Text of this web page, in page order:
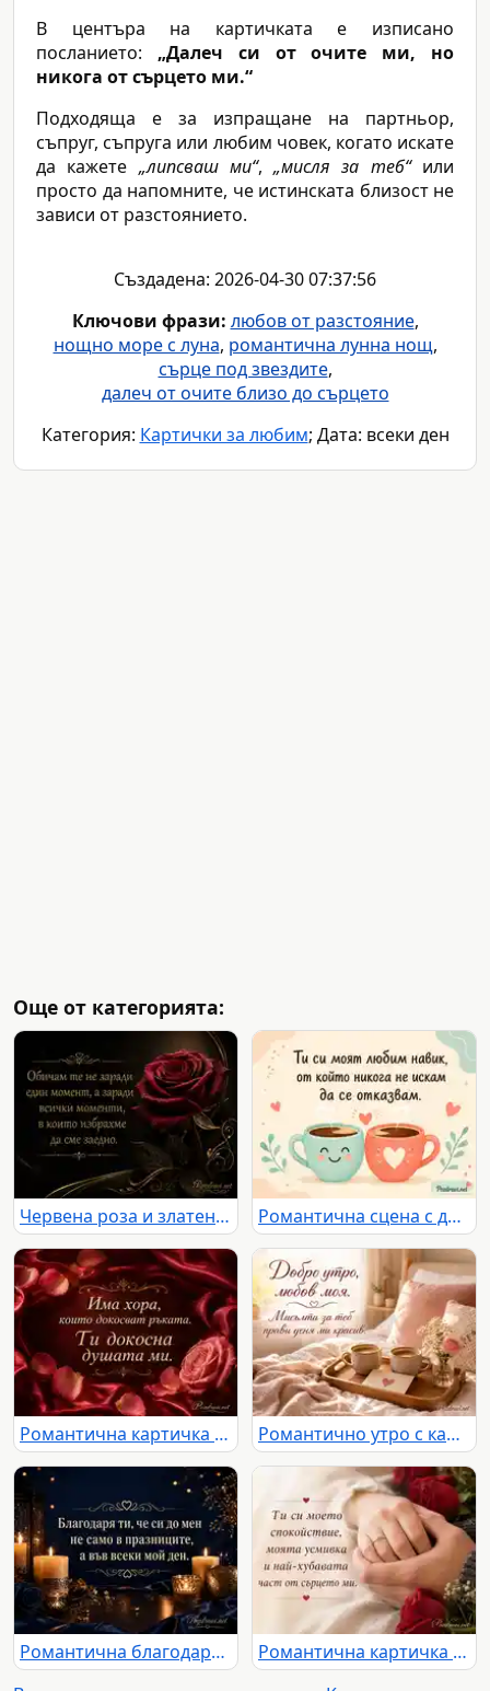
В центъра на картичката е изписано
посланието: „Далеч си от очите ми, но
никога от сърцето ми.“
Подходяща е за изпращане на партньор,
съпруг, съпруга или любим човек, когато искате
да кажете „липсваш ми“,„мисля за теб“или
просто да напомните, че истинската близост не
зависи от разстоянието.
Създадена: 2026-04-30 07:37:56
Ключови фрази: любов от разстояние,
нощно море с луна, романтична лунна нощ,
сърце под звездите,
далеч от очите близо до сърцето
Категория: Картички за любим; Дата: всеки ден
Още от категорията:
Червена роза и златен любовен цитат върху тъмен елегантен фон Романтична сцена с две усмихнати чаши кафе и любовен цитат за любим навик
Романтична картичка с роза, червен сатен и послание за докосване на душата Романтично утро с кафе, роза и любовно послание за любим човек
Романтична благодарност със свещи, златни орнаменти и послание за обич всеки ден
Романтична картичка с преплетени ръце, червени рози и нежно любовно послание